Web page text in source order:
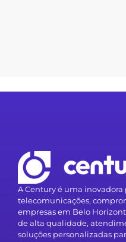
A Century é uma inovadora
telecomunicações,
empresas em Belo
de alta qualidade,
soluções personalizadas